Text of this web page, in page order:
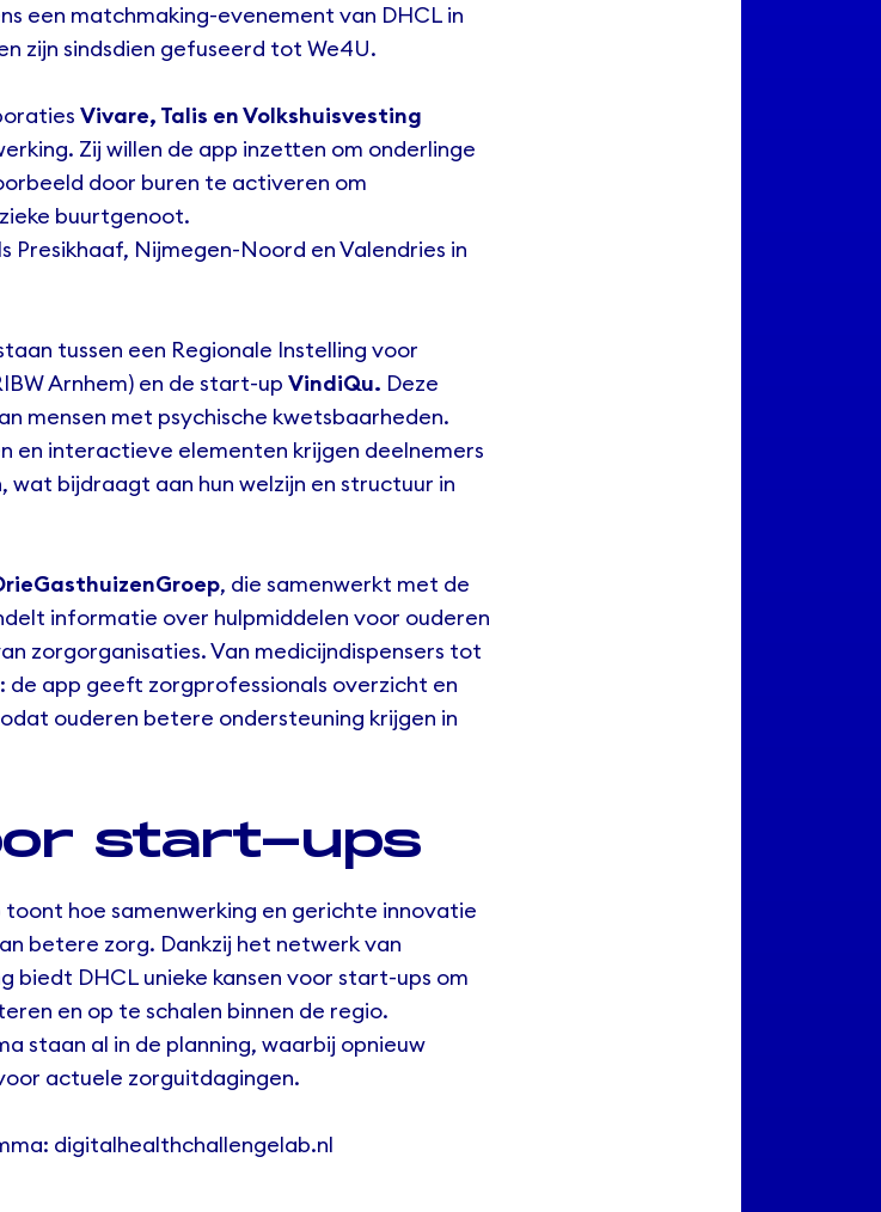
een matchmaking-evenement van DHCL in
zijn sindsdien gefuseerd tot We4U.
Vivare, Talis en Volkshuisvesting
Zij willen de app inzetten om onderlinge
door buren te activeren om
buurtgenoot.
Presikhaaf, Nijmegen-Noord en Valendries in
tussen een Regionale Instelling voor
Arnhem) en de start-up VindiQu. Deze
mensen met psychische kwetsbaarheden.
en interactieve elementen krijgen deelnemers
wat bijdraagt aan hun welzijn en structuur in
, die samenwerkt met de
informatie over hulpmiddelen voor ouderen
zorgorganisaties. Van medicijndispensers tot
app geeft zorgprofessionals overzicht en
ouderen betere ondersteuning krijgen in
start-ups
hoe samenwerking en gerichte innovatie
betere zorg. Dankzij het netwerk van
biedt DHCL unieke kansen voor start-ups om
en op te schalen binnen de regio.
staan al in de planning, waarbij opnieuw
actuele zorguitdagingen.
digitalhealthchallengelab.nl